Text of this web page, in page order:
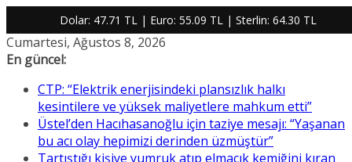
Dolar: 47.71 TL| Euro: 55.09 TL| Sterlin: 64.30 TL
Skip
to
Cumartesi, Ağustos 8, 2026
En güncel:
CTP: “Elektrik enerjisindeki plansızlık halkı
kesintilere ve yüksek maliyetlere mahkum etti”
Üstel’den Hacıhasanoğlu için taziye mesajı: “Yaşanan
bu acı olay hepimizi derinden üzmüştür”
Tartıştığı kişiye yumruk atıp elmacık kemiğini kıran